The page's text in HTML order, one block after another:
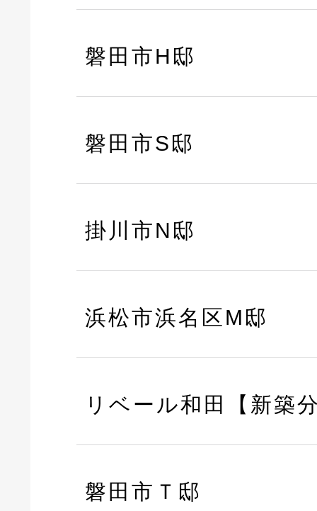
磐田市H邸
磐田市S邸
掛川市N邸
浜松市浜名区M邸
リベール和田【新築
磐田市Ｔ邸